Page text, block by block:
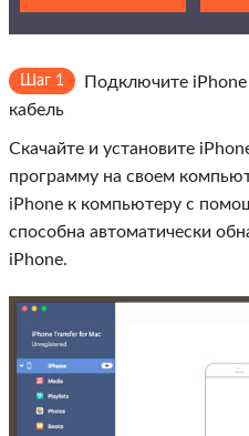
Шаг 1
Подключите
кабель
Скачайте и установите
программу на своем
iPhone к компьютеру с
способна автоматически
iPhone.